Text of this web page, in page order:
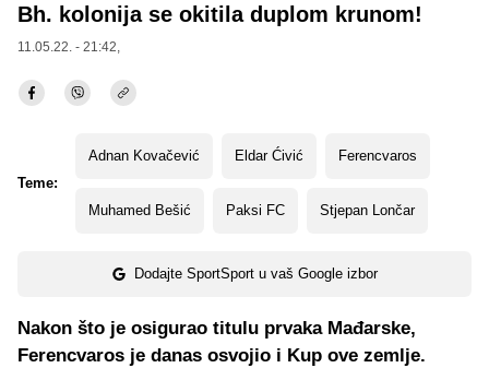
Bh. kolonija se okitila duplom krunom!
11.05.22. - 21:42,
Teme:
Adnan Kovačević Eldar Ćivić Ferencvaros
Muhamed Bešić Paksi FC Stjepan Lončar
Dodajte SportSport u vaš Google izbor
Nakon što je osigurao titulu prvaka Mađarske,
Ferencvaros je danas osvojio i Kup ove zemlje.